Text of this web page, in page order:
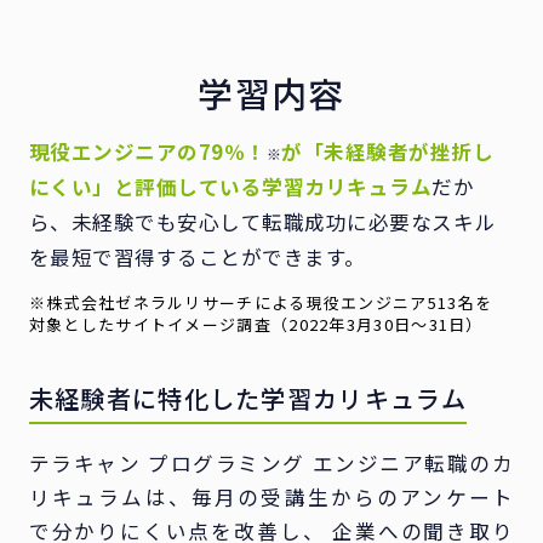
学習内容
現役エンジニアの79％！ ※が「未経験者が挫折し
にくい」と評価している学習カリキュラムだか
ら、 未経験でも安心して転職成功に必要なスキル
を最短で習得することができます。
※株式会社ゼネラルリサーチによる現役エンジニア513名を
対象としたサイトイメージ調査 （2022年3月30日〜31日）
未経験者に特化した学習カリキュラム
テラキャン プログラミング エンジニア転職のカ
リキュラムは、毎月の受講生からのアンケート
で分かりにくい点を改善し、 企業への聞き取り